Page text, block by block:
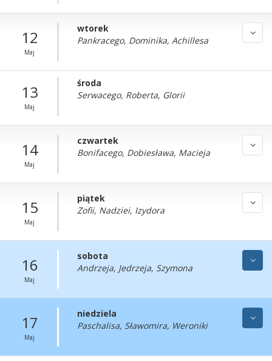
12
Maj
wtorek
Pankracego, Dominika, Achillesa
13
Maj
środa
Serwacego, Roberta, Glorii
14
Maj
czwartek
Bonifacego, Dobiesława, Macieja
15
Maj
piątek
Zofii, Nadziei, Izydora
16
Maj
sobota
Andrzeja, Jedrzeja, Szymona
17
Maj
niedziela
Paschalisa, Sławomira, Weroniki